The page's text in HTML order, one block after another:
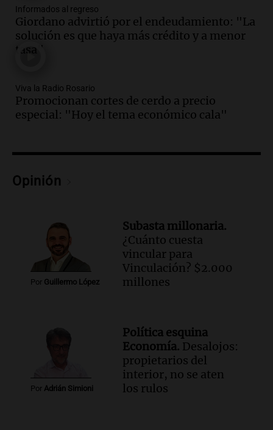
Audio.Altas Cumbres: rescataron a una
cabra que llevaba ocho días atrapada en
un precipicio
Audio.Chile planteó mejorar la
conectividad fronteriza, aérea y digital
con Jujuy
qué crece el consumo de alimentos con
proteínas
Audio.
Investigan un asalto millonario a
la cooperativa Talamochita en Villa
María
Panorama Federal
públicas en 14 meses
Panorama Federal
Audio.Una mujer murió cuando
esperaba cobrar su jubilación en un
Informados al regreso
Giordano advirtió por el endeudamiento: "La
solución es que haya más crédito y a menor
tasa"
Viva la Radio Rosario
Promocionan cortes de cerdo a precio
especial: "Hoy el tema económico cala"
Opinión
Por Guillermo López
Subasta millonaria.
¿Cuánto cuesta
vincular para
Vinculación? $2.000
millones
Por Adrián Simioni
Política esquina
Economía. Desalojos:
propietarios del
interior, no se aten
los rulos